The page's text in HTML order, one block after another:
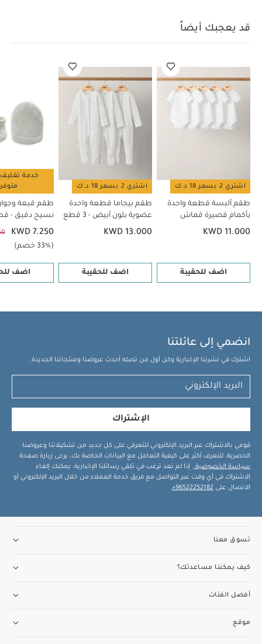
طقم ألبسة قطعة واحدة بأكمام قصيرة قماش عضوي بلون أبيض
طقم بيجاما قطعة واحدة عضوية بلون أبيض - 3 قطع
طقم قبعة بأذني دب وقفازات - بيج
قد يعجبك أيضاً
اشتري 2 بسعر 18 د.ك
طقم ألبسة قطعة واحدة
بأكمام قصيرة قماش
عضوي بلون أبيض - 5 قطع
KWD 11.000
اضف للحقيبة
اشتري 2 بسعر 18 د.ك
طقم بيجاما قطعة واحدة
عضوية بلون أبيض - 3 قطع
KWD 13.000
اضف للحقيبة
خدمة تغليف
طقم قبعة
نسيج دقيق -
KWD 7.250
(33% خصم)
اضف
انضمي إلى عائلتنا
اشترك في نشرتنا الإخبارية وكن أول من تصله أحدث عروضنا ومنتجاتنا الجديدة.
الإشتراك
قومي بالاشتراك عبر البريد الإلكتروني لتتعرفي على كل جديد من تشكيلاتنا وعروضنا
الحصرية. للتعرف أكثر على كيفية التعامل مع البيانات الخاصة بك، يرجى زيارة صفحة
سياسة الخصوصية . إذا لم تعد ترغب في تلقي رسائلنا الإخبارية، يمكنك إلغاء
الاشتراك في أي وقت عبر التواصل مع فريق خدمة العملاء من خلال البريد الإلكتروني أو
الاتصال على 96522252182+
.
تسوق معنا
كيف يمكننا مساعدتك؟
أفضل الفئات
موقع